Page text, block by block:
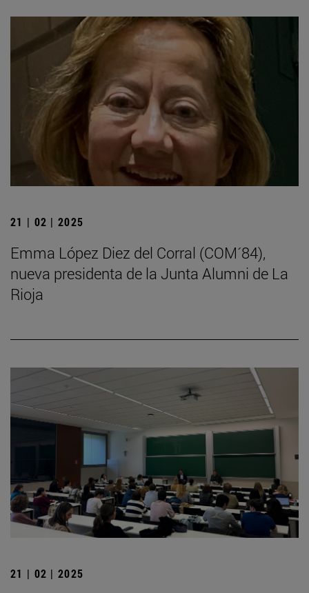
21 | 02 | 2025
Emma López Diez del Corral (COM´84),
nueva presidenta de la Junta Alumni de La
Rioja
21 | 02 | 2025